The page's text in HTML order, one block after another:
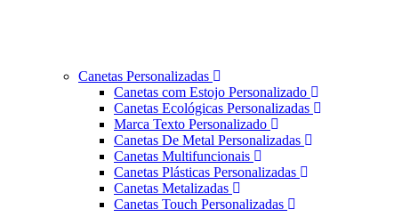
Canetas Personalizadas
Canetas com Estojo Personalizado
Canetas Ecológicas Personalizadas
Marca Texto Personalizado
Canetas De Metal Personalizadas
Canetas Multifuncionais
Canetas Plásticas Personalizadas
Canetas Metalizadas
Canetas Touch Personalizadas